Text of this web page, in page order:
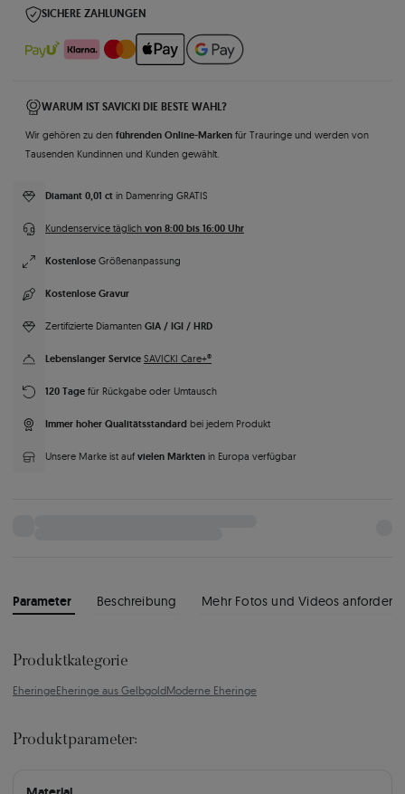
SICHERE ZAHLUNGEN
WARUM IST SAVICKI DIE BESTE WAHL?
Wir gehören zu den führenden Online-Marken für Trauringe und werden von
Tausenden Kundinnen und Kunden gewählt.
Diamant 0,01 ct in Damenring GRATIS
Kundenservice täglich von 8:00 bis 16:00 Uhr
Kostenlose Größenanpassung
Kostenlose Gravur
Zertifizierte Diamanten GIA / IGI / HRD
Lebenslanger Service SAVICKI Care+®
120 Tage für Rückgabe oder Umtausch
Immer hoher Qualitätsstandard bei jedem Produkt
Unsere Marke ist auf vielen Märkten in Europa verfügbar
Parameter Beschreibung Mehr Fotos und Videos anfordern
Produktkategorie
EheringeEheringe aus GelbgoldModerne Eheringe
Produktparameter: